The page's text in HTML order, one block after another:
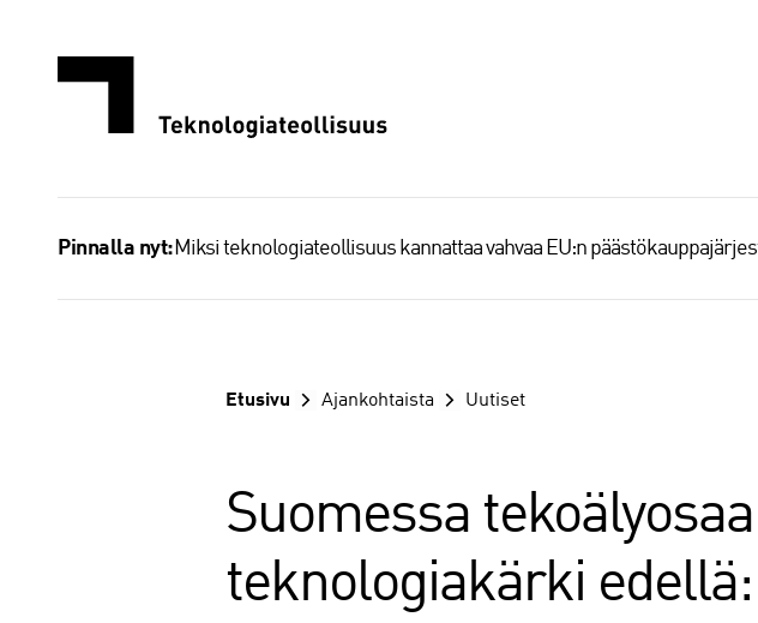
Pinnalla nyt: Miksi teknologiateollisuus kannattaa vahvaa EU:n
Etusivu Ajankohtaista Uutiset
Suomessa
teknologiakärki